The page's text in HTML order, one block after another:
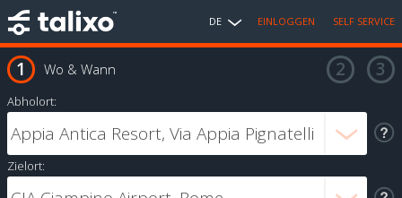
DE EINLOGGEN SELF SERVICE
Wo & Wann
Abholort:
Zielort: